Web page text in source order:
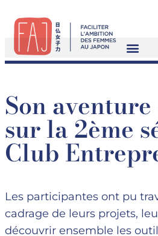
Son
sur la 2ème
Club
Les participantes ont pu
cadrage de leurs projets,
découvrir ensemble les